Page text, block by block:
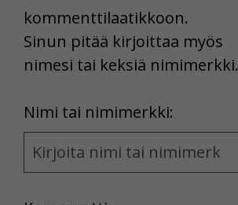
kommenttilaatikkoon.
Sinun pitää kirjoittaa myös
nimesi tai keksiä nimimerkki.
Nimi tai nimimerkki:
Name
and